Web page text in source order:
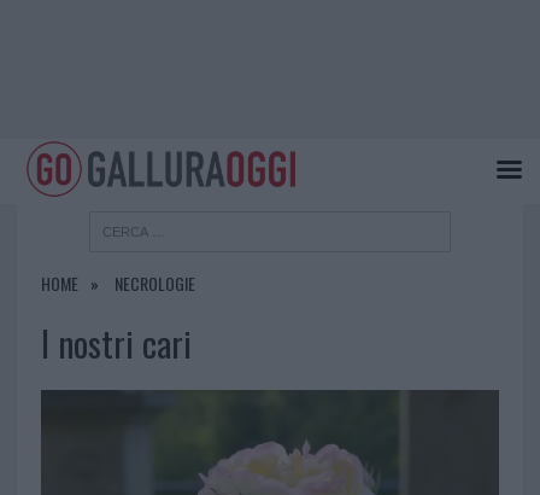
HOME NECROLOGIE
I nostri cari